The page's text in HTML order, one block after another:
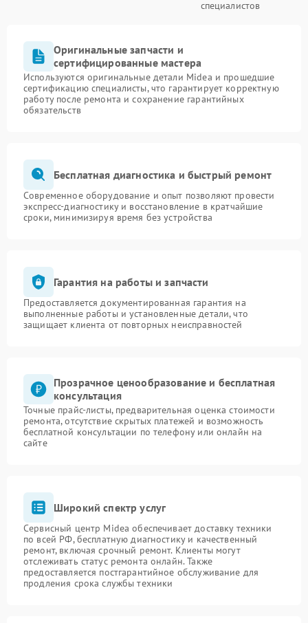
специалистов
Оригинальные запчасти и
сертифицированные мастера
Используются оригинальные детали Midea и прошедшие
сертификацию специалисты, что гарантирует корректную
работу после ремонта и сохранение гарантийных
обязательств
Бесплатная диагностика и быстрый ремонт
Современное оборудование и опыт позволяют провести
экспресс-диагностику и восстановление в кратчайшие
сроки, минимизируя время без устройства
Гарантия на работы и запчасти
Предоставляется документированная гарантия на
выполненные работы и установленные детали, что
защищает клиента от повторных неисправностей
Прозрачное ценообразование и бесплатная
консультация
Точные прайс-листы, предварительная оценка стоимости
ремонта, отсутствие скрытых платежей и возможность
бесплатной консультации по телефону или онлайн на
сайте
Широкий спектр услуг
Сервисный центр Midea обеспечивает доставку техники
по всей РФ, бесплатную диагностику и качественный
ремонт, включая срочный ремонт. Клиенты могут
отслеживать статус ремонта онлайн. Также
предоставляется постгарантийное обслуживание для
продления срока службы техники